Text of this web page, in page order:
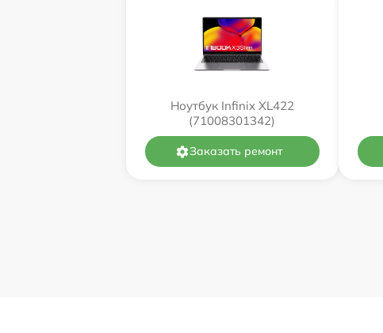
Ноутбук Infinix XL422
(71008301342)
Заказать ремонт